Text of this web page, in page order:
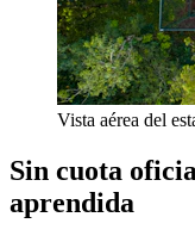
Vista aérea del
Sin cuota
aprendida